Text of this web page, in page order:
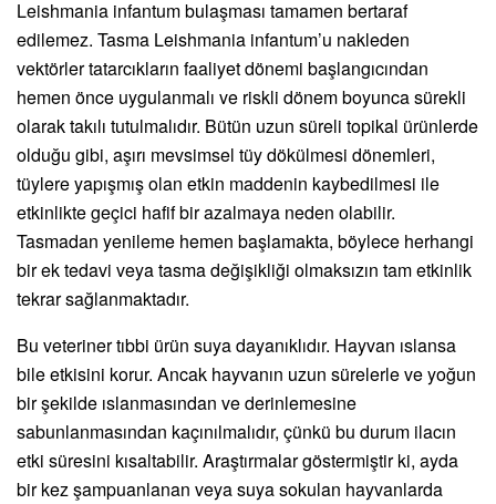
Leishmania infantum bulaşması tamamen bertaraf
edilemez. Tasma Leishmania infantum’u nakleden
vektörler tatarcıkların faaliyet dönemi başlangıcından
hemen önce uygulanmalı ve riskli dönem boyunca sürekli
olarak takılı tutulmalıdır. Bütün uzun süreli topikal ürünlerde
olduğu gibi, aşırı mevsimsel tüy dökülmesi dönemleri,
tüylere yapışmış olan etkin maddenin kaybedilmesi ile
etkinlikte geçici hafif bir azalmaya neden olabilir.
Tasmadan yenileme hemen başlamakta, böylece herhangi
bir ek tedavi veya tasma değişikliği olmaksızın tam etkinlik
tekrar sağlanmaktadır.
Bu veteriner tıbbi ürün suya dayanıklıdır. Hayvan ıslansa
bile etkisini korur. Ancak hayvanın uzun sürelerle ve yoğun
bir şekilde ıslanmasından ve derinlemesine
sabunlanmasından kaçınılmalıdır, çünkü bu durum ilacın
etki süresini kısaltabilir. Araştırmalar göstermiştir ki, ayda
bir kez şampuanlanan veya suya sokulan hayvanlarda